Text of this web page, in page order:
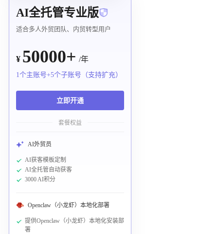
AI全托管专业版
适合多人外贸团队、内贸转型用户
¥ 50000+ /年
1个主账号+5个子账号（支持扩充）
立即开通
套餐权益
AI外贸员
AI获客模板定制
AI全托管自动获客
3000 AI积分
Openclaw（小龙虾）本地化部署
提供Openclaw（小龙虾）本地化安装部
署